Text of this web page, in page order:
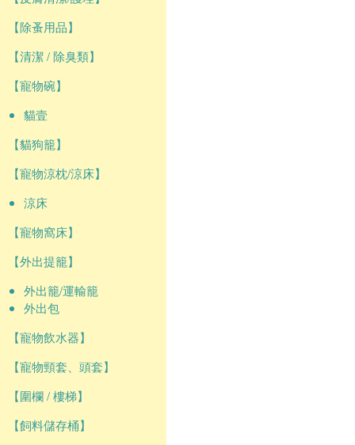
【除蚤用品】
【清潔 / 除臭類】
【寵物碗】
貓壹
【貓狗籠】
【寵物涼枕/涼床】
涼床
【寵物窩床】
【外出提籠】
外出籠/運輸籠
外出包
【寵物飲水器】
【寵物頸套、頭套】
【圍欄 / 樓梯】
【飼料儲存桶】